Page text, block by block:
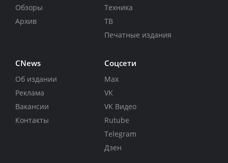
Обзоры
Архив
Техника
ТВ
Печатные издания
CNews
Об издании
Реклама
Вакансии
Контакты
Соцсети
Max
VK
VK Видео
Rutube
Telegram
Дзен